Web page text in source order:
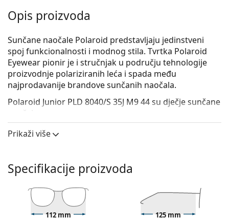
Opis proizvoda
Sunčane naočale Polaroid predstavljaju jedinstveni
spoj funkcionalnosti i modnog stila. Tvrtka Polaroid
Eyewear pionir je i stručnjak u području tehnologije
proizvodnje polariziranih leća i spada među
najprodavanije brandove sunčanih naočala.
Polaroid Junior PLD 8040/S 35J M9 44su dječje sunčane
Iskoristite značajku virtualnog isprobavanja i
Ružičasta boja okvira savršeno pristaje uz hladne
nijanse puti i sa svijetlosmeđom ili svijetlo
plavom kosom.
Okrugli okviri sunčanih naočala
idealan su izbor ako
Prikaži više
Specifikacije proizvoda
112 mm 125 mm